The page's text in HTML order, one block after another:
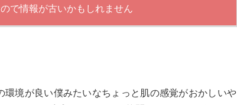
で情報が古いかもしれません
が良い僕みたいなちょっと肌の感覚がおかしいや